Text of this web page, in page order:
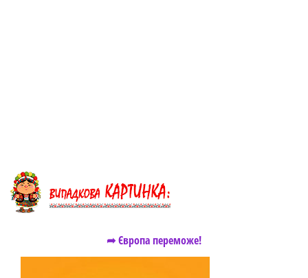
➦ Європа переможе!